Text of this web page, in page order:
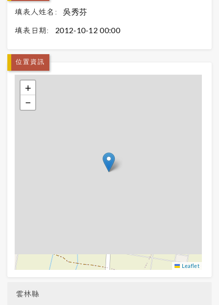
填表人姓名: 吳秀芬
填表日期: 2012-10-12 00:00
位置資訊
+
−
Leaflet
雲林縣